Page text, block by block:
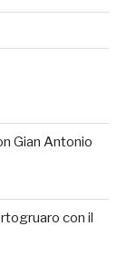
Gian Antonio
con il